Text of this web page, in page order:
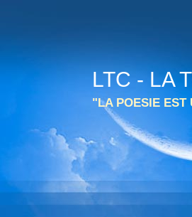
LTC - LA
"LA POESIE EST